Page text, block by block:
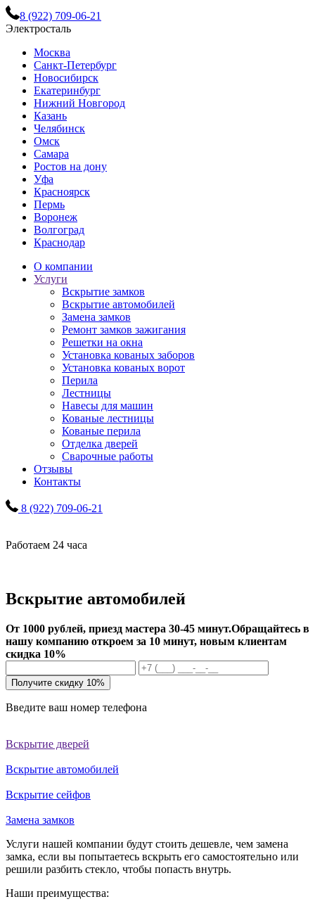
8 (922) 709-06-21
Электросталь
Москва
Санкт-Петербург
Новосибирск
Екатеринбург
Нижний Новгород
Казань
Челябинск
Омск
Самара
Ростов на дону
Уфа
Красноярск
Пермь
Воронеж
Волгоград
Краснодар
О компании
Услуги
Вскрытие замков
Вскрытие автомобилей
Замена замков
Ремонт замков зажигания
Решетки на окна
Установка кованых заборов
Установка кованых ворот
Перила
Лестницы
Навесы для машин
Кованые лестницы
Кованые перила
Отделка дверей
Сварочные работы
Отзывы
Контакты
8 (922) 709-06-21
Работаем 24 часа
Вскрытие автомобилей
От 1000 рублей, приезд мастера 30-45 минут.Обращайтесь в
нашу компанию откроем за 10 минут, новым клиентам
скидка 10%
Получите скидку 10%
Введите ваш номер телефона
Вскрытие дверей
Вскрытие автомобилей
Вскрытие сейфов
Замена замков
Услуги нашей компании будут стоить дешевле, чем замена
замка, если вы попытаетесь вскрыть его самостоятельно или
решили разбить стекло, чтобы попасть внутрь.
Наши преимущества: